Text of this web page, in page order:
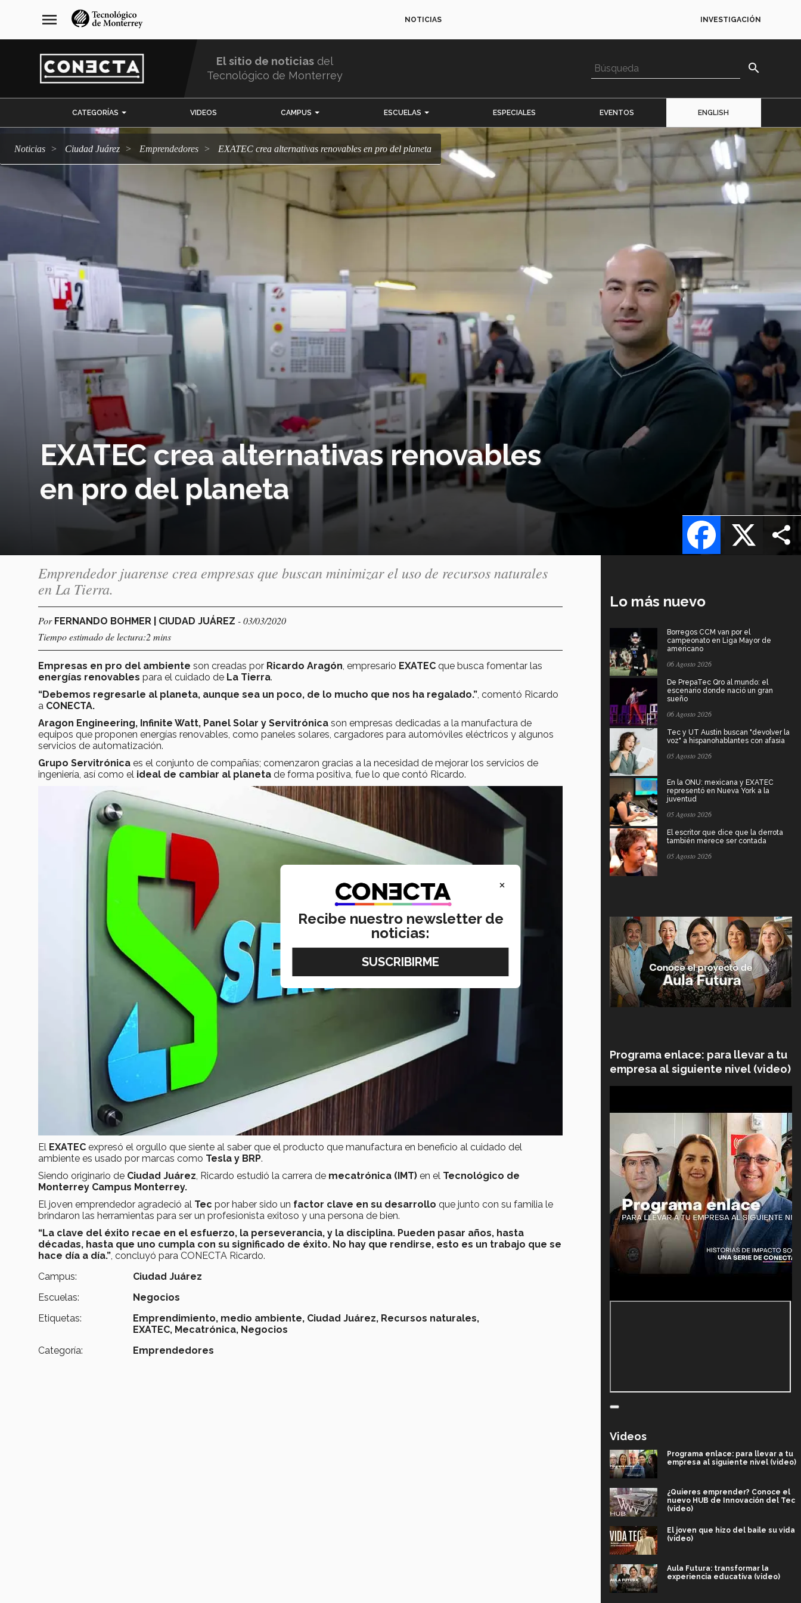
navegación
principal
menu NOTICIAS INVESTIGACIÓN
El sitio de noticias del
Tecnológico de Monterrey
search
CATEGORÍAS VIDEOS CAMPUS ESCUELAS ESPECIALES EVENTOS ENGLISH
Noticias Ciudad Juárez emprendedores EXATEC crea alternativas renovables en pro del planeta
EXATEC crea alternativas renovables
en pro del planeta
X
Facebook
Emprendedor juarense crea empresas que buscan minimizar el uso de recursos naturales
en La Tierra.
Por FERNANDO BOHMER | CIUDAD JUÁREZ - 03/03/2020
Tiempo estimado de lectura:2 mins
Empresas en pro del ambiente son creadas por Ricardo Aragón , empresario EXATEC que busca fomentar las
energías renovables para el cuidado de La Tierra.
“Debemos regresarle al planeta, aunque sea un poco, de lo mucho que nos ha regalado.” , comentó Ricardo
a CONECTA.
Aragon Engineering, Infinite Watt, Panel Solar y Servitrónica son empresas dedicadas a la manufactura de
equipos que proponen energías renovables, como paneles solares, cargadores para automóviles eléctricos y algunos
servicios de automatización.
Grupo Servitrónica es el conjunto de compañías; comenzaron gracias a la necesidad de mejorar los servicios de
ingeniería, así como el ideal de cambiar al planeta de forma positiva, fue lo que contó Ricardo.
El EXATEC expresó el orgullo que siente al saber que el producto que manufactura en beneficio al cuidado del
ambiente es usado por marcas como Tesla y BRP.
Siendo originario de Ciudad Juárez, Ricardo estudió la carrera de mecatrónica (IMT) en el Tecnológico de
Monterrey Campus Monterrey.
El joven emprendedor agradeció al Tec por haber sido un factor clave en su desarrollo que junto con su familia le
brindaron las herramientas para ser un profesionista exitoso y una persona de bien.
“La clave del éxito recae en el esfuerzo, la perseverancia, y la disciplina. Pueden pasar años, hasta
décadas, hasta que uno cumpla con su significado de éxito. No hay que rendirse, esto es un trabajo que se
hace día a día.”, concluyó para CONECTA Ricardo.
Campus:
Ciudad Juárez
Escuelas:
Negocios
Etiquetas:
Emprendimiento, medio ambiente, Ciudad Juárez, Recursos naturales,
EXATEC, Mecatrónica, Negocios
Categoría:
Emprendedores
Lo más nuevo
Borregos CCM van por el
campeonato en Liga Mayor de
americano
06 Agosto 2026
De PrepaTec Qro al mundo: el
escenario donde nació un gran
sueño
06 Agosto 2026
Tec y UT Austin buscan "devolver la
voz" a hispanohablantes con afasia
05 Agosto 2026
En la ONU: mexicana y EXATEC
representó en Nueva York a la
juventud
05 Agosto 2026
El escritor que dice que la derrota
también merece ser contada
05 Agosto 2026
Programa enlace: para llevar a tu
empresa al siguiente nivel (video)
Videos
Programa enlace: para llevar a tu
empresa al siguiente nivel (video)
¿Quieres emprender? Conoce el
nuevo HUB de Innovación del Tec
(video)
El joven que hizo del baile su vida
(video)
Aula Futura: transformar la
experiencia educativa (video)
×
Recibe nuestro newsletter de
noticias: